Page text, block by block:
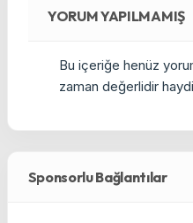
YORUM YAPILMAMIŞ
Bu içeriğe henüz
zaman değerlidir
Sponsorlu Bağlantılar